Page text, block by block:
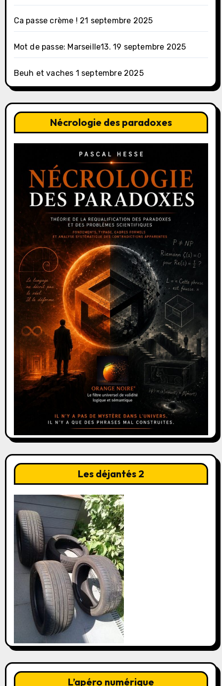
Ca passe crème ! 21 septembre 2025
Mot de passe: Marseille13. 19 septembre 2025
Beuh et vaches 1 septembre 2025
Nécrologie des paradoxes
Les déjantés 2
L’apéro numérique